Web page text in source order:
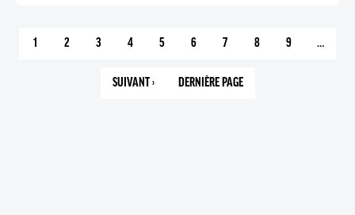
PAGE
1 PAGE
2 PAGE
3 PAGE
4 PAGE
5 PAGE
6 PAGE
7 PAGE
8 PAGE
9 …
PAGE
SUIVANT › DERNIÈRE PAGE
303